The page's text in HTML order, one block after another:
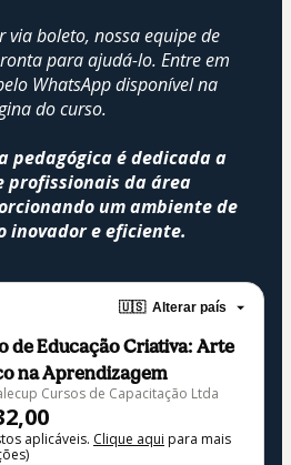
via boleto, nossa equipe de
para ajudá-lo. Entre em
WhatsApp disponível na
do curso.
pedagógica é dedicada a
profissionais da área
um ambiente de
inovador e eficiente.
🇺🇸 Alterar país
de Educação Criativa: Arte
na Aprendizagem
Cursos de Capacitação Ltda
aplicáveis. Clique aqui para mais